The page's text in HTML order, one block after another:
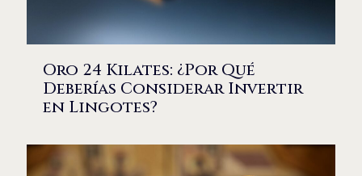
Oro 24 Kilates: ¿Por Qué
Deberías Considerar Invertir
en Lingotes?